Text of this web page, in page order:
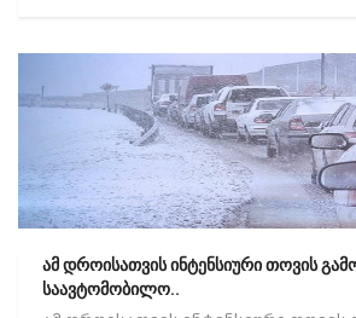
ამ დროისათვის ინტენსიური თოვის
საავტომობილო..